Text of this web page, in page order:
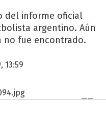
del informe oficial
argentino. Aún
fue encontrado.
13:59